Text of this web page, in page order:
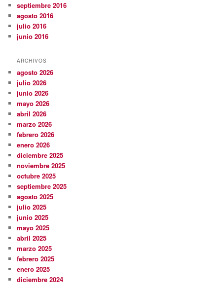
septiembre 2016
agosto 2016
julio 2016
junio 2016
ARCHIVOS
agosto 2026
julio 2026
junio 2026
mayo 2026
abril 2026
marzo 2026
febrero 2026
enero 2026
diciembre 2025
noviembre 2025
octubre 2025
septiembre 2025
agosto 2025
julio 2025
junio 2025
mayo 2025
abril 2025
marzo 2025
febrero 2025
enero 2025
diciembre 2024